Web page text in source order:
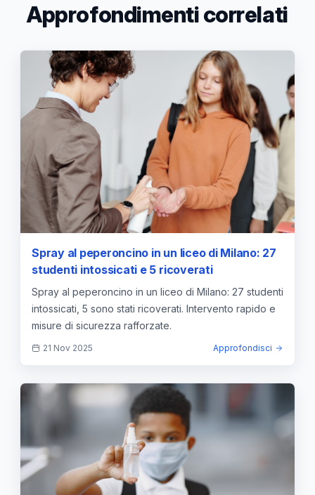
Approfondimenti correlati
Spray al peperoncino in un liceo di Milano: 27
studenti intossicati e 5 ricoverati
Spray al peperoncino in un liceo di Milano: 27 studenti
intossicati, 5 sono stati ricoverati. Intervento rapido e
misure di sicurezza rafforzate.
21 Nov 2025 Approfondisci